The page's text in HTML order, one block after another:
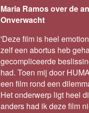
Maria Ramos over de
Onverwacht
'Deze film is heel
zelf een abortus heb
gecompliceerde
had. Toen mij door
een film rond een
Het onderwerp ligt heel
anders had ik deze film